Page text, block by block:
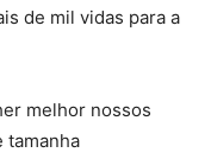
de mil vidas para a
melhor nossos
tamanha